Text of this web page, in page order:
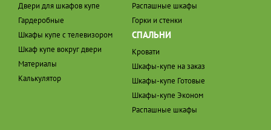
Двери для шкафов купе
Гардеробные
Шкафы купе с телевизором
Шкаф купе вокруг двери
Материалы
Калькулятор
Распашные шкафы
Горки и стенки
СПАЛЬНИ
Кровати
Шкафы-купе на заказ
Шкафы-купе Готовые
Шкафы-купе Эконом
Распашные шкафы